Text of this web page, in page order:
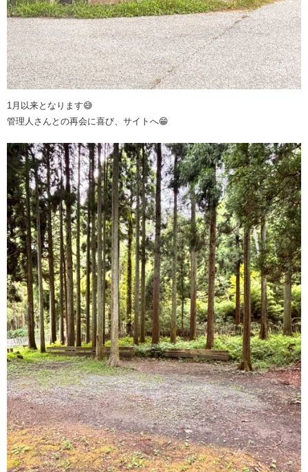
1月以来となります😅
管理人さんとの再会に喜び、サイトへ😁